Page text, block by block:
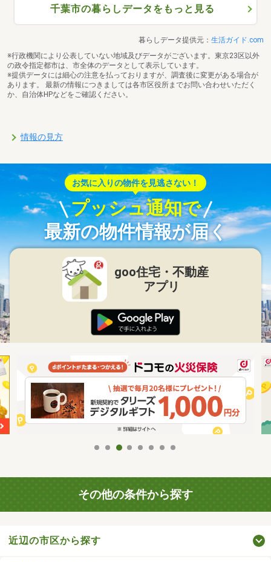
千葉市の暮らしデータをもっと見る
暮らしデータ提供元： 生活ガイド.com
※行政機関により公表していない地域及びデータがございます。東京23区以外
の政令指定都市は、市全体のデータとして表示しています。
※提供データには細心の注意を払っておりますが、調査後に変更がある場合が
あります。 最新の情報につきましては各市区役所までお問い合わせいただく
か、自治体HPなどをご確認ください。
情報の見方
お気に入りの物件を見逃さない！
プッシュ通知で
最新の物件情報が届く
goo住宅・不動産
アプリ
その他の条件から探す
近辺の市区から探す